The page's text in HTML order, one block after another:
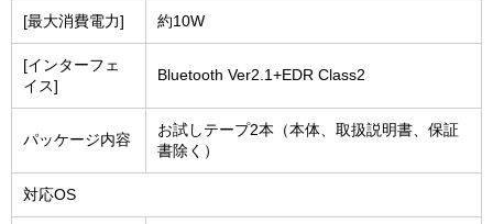
[最大消費電力] 約10W
[インターフェ
イス]
Bluetooth Ver2.1+EDR Class2
パッケージ内容
お試しテープ2本（本体、取扱説明書、保証
書除く）
対応OS